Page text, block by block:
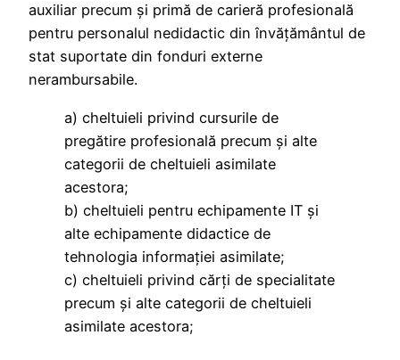
auxiliar precum și primă de carieră profesională
pentru personalul nedidactic din învățământul de
stat suportate din fonduri externe
nerambursabile.
a) cheltuieli privind cursurile de
pregătire profesională precum și alte
categorii de cheltuieli asimilate
acestora;
b) cheltuieli pentru echipamente IT și
alte echipamente didactice de
tehnologia informației asimilate;
c) cheltuieli privind cărți de specialitate
precum și alte categorii de cheltuieli
asimilate acestora;